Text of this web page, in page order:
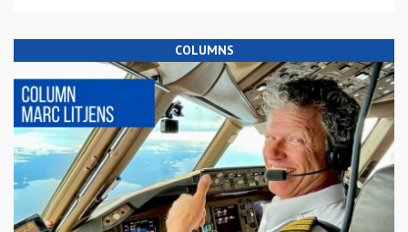
COLUMNS